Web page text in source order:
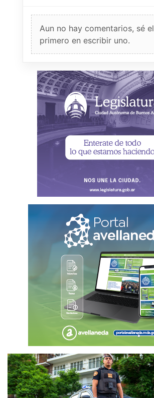
Aun no hay comentarios, sé el
primero en escribir uno.